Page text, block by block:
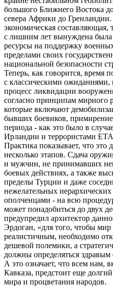
большого Ближнего Востока
севера Африки до
экономическая
с лишним лет вынуждена
ресурсы на поддержку
пределами своих
национальной безопасности
Теперь, как говорится, время
с классическими ожиданиями,
процесс ликвидации
согласно принципам
которые включают
бывших боевиков, примирение
периода - как это было в
Ирландии и террористами
Практика показывает, что это
несколько этапов. Сдача
и мужчин, не принимавших
боевых действиях, а также
пределы Турции и даже
нежелательных
ополченцами - на всю
может понадобиться до двух
предупредил архитектор
Эрдоган, «для того, чтобы
реалистичным, необходимо
дешевой полемики, а
должны определяться
А это означает, что всем нам,
Кавказа, предстоит еще
мира и процветания народов.